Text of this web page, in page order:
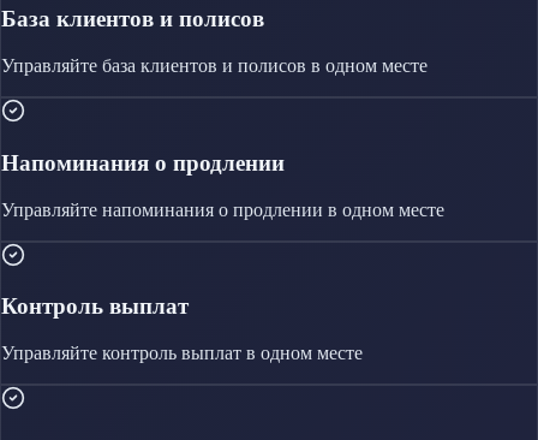
База клиентов и полисов
Управляйте база клиентов и полисов в одном месте
Напоминания о продлении
Управляйте напоминания о продлении в одном месте
Контроль выплат
Управляйте контроль выплат в одном месте